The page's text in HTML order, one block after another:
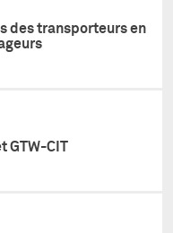
des transporteurs en
GTW-CIT